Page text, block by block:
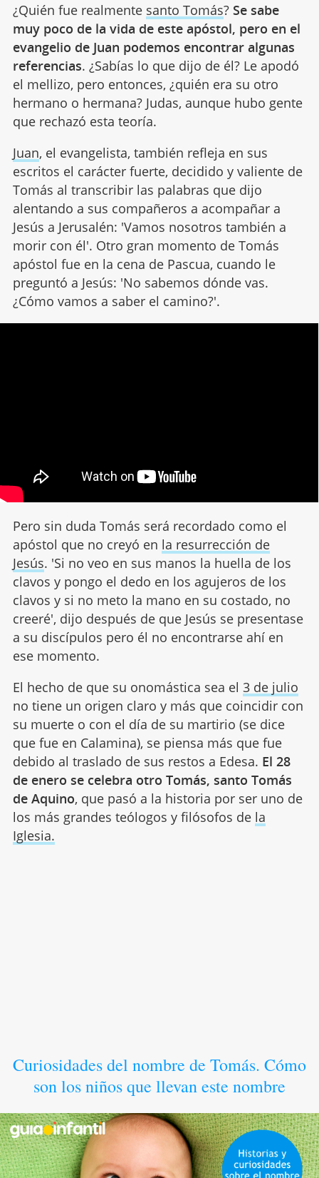
¿Quién fue realmente santo Tomás? Se sabe
muy poco de la vida de este apóstol, pero en el
evangelio de Juan podemos encontrar algunas
referencias. ¿Sabías lo que dijo de él? Le apodó
el mellizo, pero entonces, ¿quién era su otro
hermano o hermana? Judas, aunque hubo gente
que rechazó esta teoría.
Juan, el evangelista, también refleja en sus
escritos el carácter fuerte, decidido y valiente de
Tomás al transcribir las palabras que dijo
alentando a sus compañeros a acompañar a
Jesús a Jerusalén: 'Vamos nosotros también a
morir con él'. Otro gran momento de Tomás
apóstol fue en la cena de Pascua, cuando le
preguntó a Jesús: 'No sabemos dónde vas.
¿Cómo vamos a saber el camino?'.
Pero sin duda Tomás será recordado como el
apóstol que no creyó en la resurrección de
Jesús. 'Si no veo en sus manos la huella de los
clavos y pongo el dedo en los agujeros de los
clavos y si no meto la mano en su costado, no
creeré', dijo después de que Jesús se presentase
a su discípulos pero él no encontrarse ahí en
ese momento.
El hecho de que su onomástica sea el 3 de julio
no tiene un origen claro y más que coincidir con
su muerte o con el día de su martirio (se dice
que fue en Calamina), se piensa más que fue
debido al traslado de sus restos a Edesa. El 28
de enero se celebra otro Tomás, santo Tomás
de Aquino, que pasó a la historia por ser uno de
los más grandes teólogos y filósofos de la
Iglesia.
Curiosidades del nombre de Tomás. Cómo
son los niños que llevan este nombre